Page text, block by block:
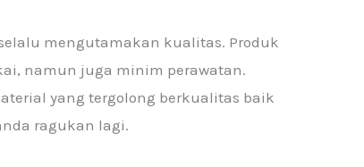
mengutamakan kualitas. Produk
namun juga minim perawatan.
yang tergolong berkualitas baik
ragukan lagi.